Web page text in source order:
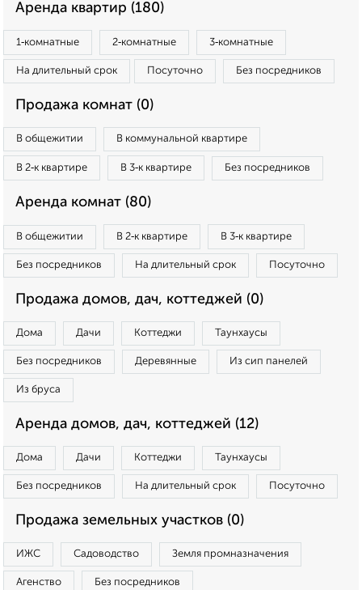
Аренда квартир (180)
1‑комнатные 2‑комнатные 3‑комнатные
На длительный срок Посуточно Без посредников
Продажа комнат (0)
В общежитии В коммунальной квартире
В 2‑к квартире В 3‑к квартире Без посредников
Аренда комнат (80)
В общежитии В 2‑к квартире В 3‑к квартире
Без посредников На длительный срок Посуточно
Продажа домов, дач, коттеджей (0)
Дома Дачи Коттеджи Таунхаусы
Без посредников Деревянные Из сип панелей
Из бруса
Аренда домов, дач, коттеджей (12)
Дома Дачи Коттеджи Таунхаусы
Без посредников На длительный срок Посуточно
Продажа земельных участков (0)
ИЖС Садоводство Земля промназначения
Агенство Без посредников